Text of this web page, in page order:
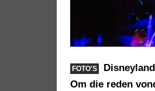
FOTO'S
Om die reden